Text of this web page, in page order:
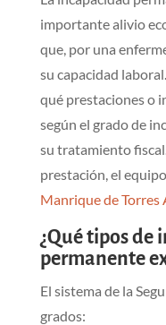
importante alivio
que, por una
su capacidad
qué prestaciones o
según el grado de
su tratamiento
prestación, el
Manrique de Torres
¿Qué tipos de
permanente
El sistema de la
grados: